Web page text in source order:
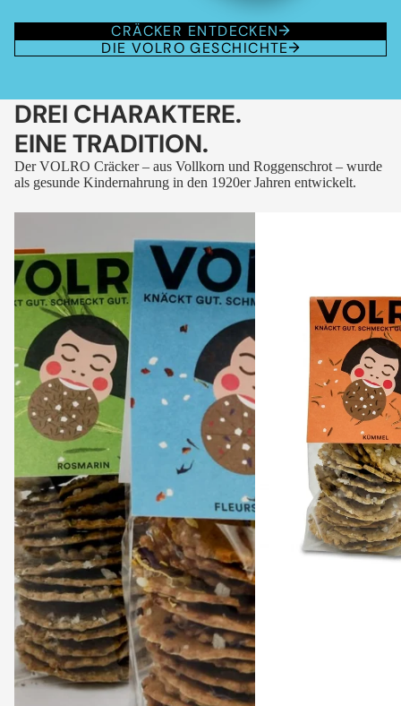
CRÄCKER ENTDECKEN
DIE VOLRO GESCHICHTE
DREI CHARAKTERE.
EINE TRADITION.
Der VOLRO Cräcker – aus Vollkorn und Roggenschrot – wurde
als gesunde Kindernahrung in den 1920er Jahren entwickelt.
FLEURS
DES
ALPES
KÜMMEL
Sale